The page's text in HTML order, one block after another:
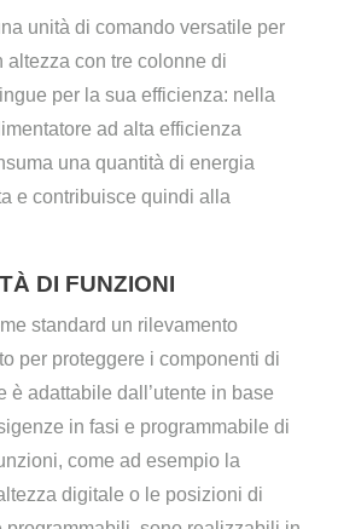
unità di comando versatile per
con tre colonne di
per la sua efficienza: nella
ad alta efficienza
una quantità di energia
e contribuisce quindi alla
DI FUNZIONI
standard un rilevamento
per proteggere i componenti di
è adattabile dall’utente in base
in fasi e programmabile di
come ad esempio la
digitale o le posizioni di